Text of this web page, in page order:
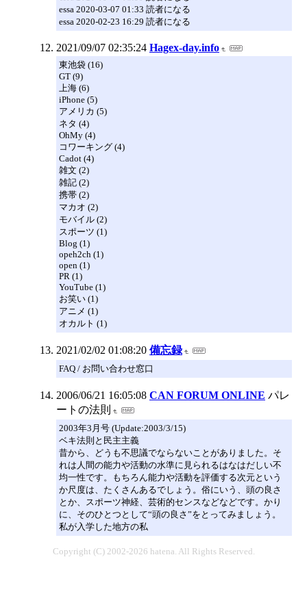
essa 2020-03-07 01:33 読者になる
essa 2020-02-23 16:29 読者になる
2021/09/07 02:35:24 Hagex-day.info
東池袋 (16)
GT (9)
上海 (6)
iPhone (5)
アメリカ (5)
ネタ (4)
OhMy (4)
コワーキング (4)
Cadot (4)
雑文 (2)
雑記 (2)
携帯 (2)
マカオ (2)
モバイル (2)
スポーツ (1)
Blog (1)
opeh2ch (1)
open (1)
PR (1)
YouTube (1)
お笑い (1)
アニメ (1)
オカルト (1)
2021/02/02 01:08:20 備忘録
FAQ / お問い合わせ窓口
2006/06/21 16:05:08 CAN FORUM ONLINE パレ
ートの法則
2003年3月号 (Update:2003/3/15)
ベキ法則と民主主義
昔から、どうも不思議でならないことがありました。そ
れは人間の能力や活動の水準に見られるはなはだしい不
均一性です。もちろん能力や活動を評価する次元という
か尺度は、たくさんあるでしょう。俗にいう、頭の良さ
とか、スポーツ神経、芸術的センスなどなどです。かり
に、そのひとつとして“頭の良さ”をとってみましょう。
私が入学した地方の私
Copyright (C) 2002-2026 hatena. All Rights Reserved.